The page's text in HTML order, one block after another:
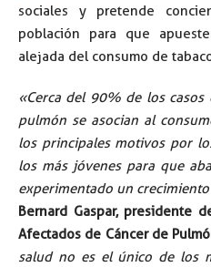
sociales y pretende
población para que
alejada del consumo de
«Cerca del 90% de los
pulmón se asocian al
los principales motivos por
los más jóvenes para que
experimentado un
Bernard Gaspar, presidente
Afectados de Cáncer de
salud no es el único de los